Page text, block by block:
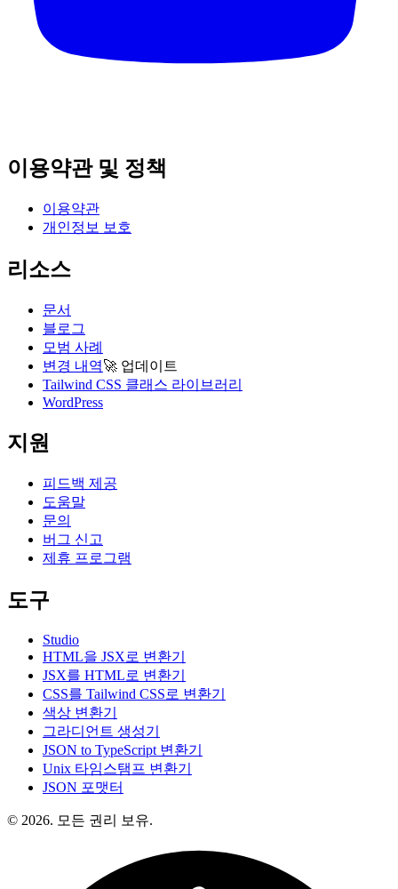
이용약관 및 정책
이용약관
개인정보 보호
리소스
문서
블로그
모범 사례
변경 내역🚀 업데이트
Tailwind CSS 클래스 라이브러리
WordPress
지원
피드백 제공
도움말
문의
버그 신고
제휴 프로그램
도구
Studio
HTML을 JSX로 변환기
JSX를 HTML로 변환기
CSS를 Tailwind CSS로 변환기
색상 변환기
그라디언트 생성기
JSON to TypeScript 변환기
Unix 타임스탬프 변환기
JSON 포맷터
© 2026. 모든 권리 보유.